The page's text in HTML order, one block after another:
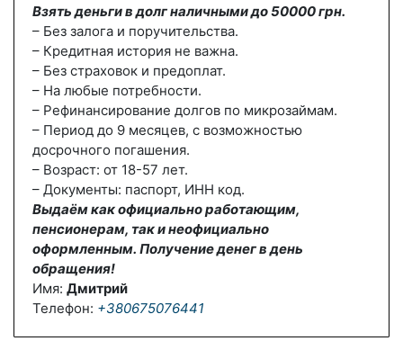
Взять деньги в долг наличными до 50000 грн.
– Без залога и поручительства.
– Кредитная история не важна.
– Без страховок и предоплат.
– На любые потребности.
– Рефинансирование долгов по микрозаймам.
– Период до 9 месяцев, с возможностью
досрочного погашения.
– Возраст: от 18-57 лет.
– Документы: паспорт, ИНН код.
Выдаём как официально работающим,
пенсионерам, так и неофициально
оформленным. Получение денег в день
обращения!
Имя: Дмитрий
Телефон: +380675076441